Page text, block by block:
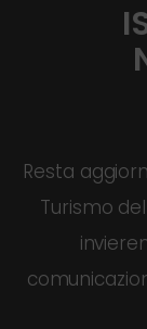
Resta
Turismo